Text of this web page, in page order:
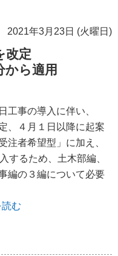
2021年3月23日 (火曜日)
改定
ら適用
工事の導入に伴い、
、４月１日以降に起案
注者希望型」に加え、
するため、土木部編、
編の３編について必要
む